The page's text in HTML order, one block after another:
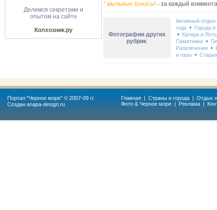
Делимся секретами и
опытом на сайте
Колхозник.ру
* мыльные бонусы! - за каждый
Фотографии других
рубрик:
Активный отдых
года • Города
• Катера и
Памятники •
Развлечения •
и горы •
Портал "Черное море" © 2007-09 гг.
Создан anapa-design.ru
Главная | Страны и города | Отдых
Фото & Черное море | Реклама |